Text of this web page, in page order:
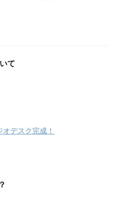
て
デスク完成！